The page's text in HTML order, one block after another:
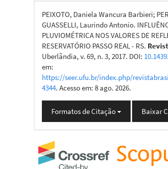
PEIXOTO, Daniela Wancura Barbieri;
GUASSELLI, Laurindo Antonio.
PLUVIOMÉTRICA NOS VALORES DE
RESERVATÓRIO PASSO REAL - RS.
Uberlândia, v. 69, n. 3, 2017. DOI:
em:
https://seer.ufu.br/index.php/
4344. Acesso em: 8 ago. 2026.
Formatos de Citação Baixar